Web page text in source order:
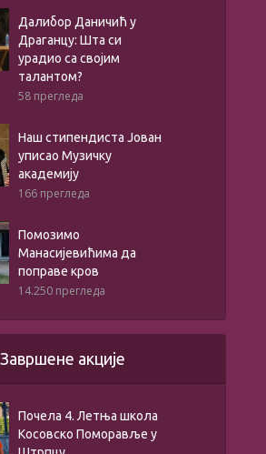
Далибор Даничић у
Драганцу: Шта си
урадио са својим
талантом?
58 прегледа
Наш стипендиста Јован
уписао Музичку
академију
166 прегледа
Помозимо
Манасијевићима да
поправе кров
14.250 прегледа
Завршене акције
Почела 4. Летња школа
Косовско Поморавље у